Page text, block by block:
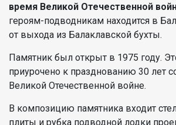
время Великой Отечественной
героям-подводникам находится в
от выхода из Балаклавской бухты.
Памятник был открыт в 1975 году.
приурочено к празднованию 30 лет
Великой Отечественной войне.
В композицию памятника входит
плиты и рубка подводной лодки